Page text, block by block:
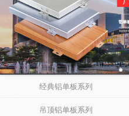
经典铝单板系列
吊顶铝单板系列